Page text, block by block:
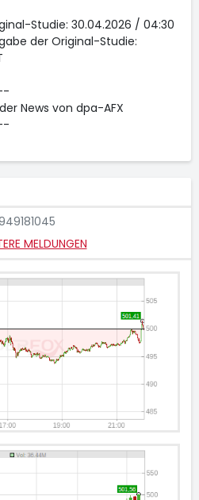
Studie: 30.04.2026 / 04:30
der Original-Studie:
News von dpa-AFX
MELDUNGEN